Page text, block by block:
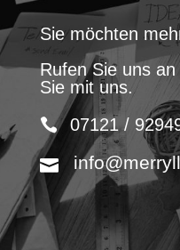
Sie möchten
Rufen Sie uns
Sie mit uns.
07121 /